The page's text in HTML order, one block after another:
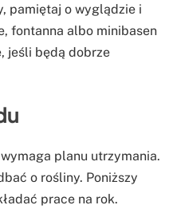
pamiętaj o wyglądzie i
fontanna albo minibasen
jeśli będą dobrze
wymaga planu utrzymania.
o rośliny. Poniższy
prace na rok.